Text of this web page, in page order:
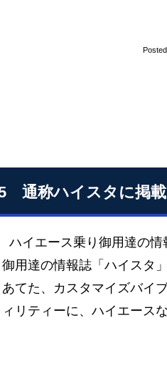
通称ハイスタに掲載
ハイエース乗り御用達の
御用達の情報誌「ハイスタ
あてた、カスタマイズバイ
ィリティーに、ハイエース